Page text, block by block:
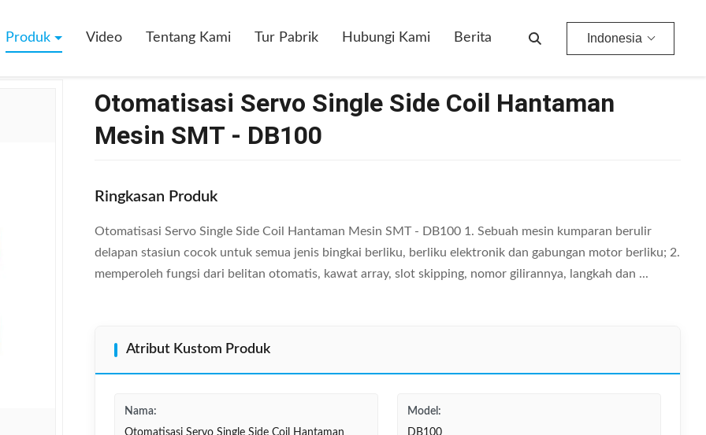
Produk Video Tentang Kami Tur Pabrik Hubungi Kami Berita Indonesia
Otomatisasi Servo Single Side Coil Hantaman
Mesin SMT - DB100
Ringkasan Produk
Otomatisasi Servo Single Side Coil Hantaman Mesin SMT - DB100 1. Sebuah mesin kumparan berulir
delapan stasiun cocok untuk semua jenis bingkai berliku, berliku elektronik dan gabungan motor berliku; 2.
memperoleh fungsi dari belitan otomatis, kawat array, slot skipping, nomor gilirannya, langkah dan ...
Atribut Kustom Produk
Nama:
Otomatisasi Servo Single Side Coil Hantaman
Model:
DB100